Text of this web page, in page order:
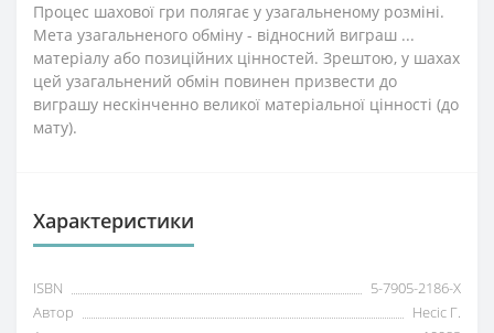
Процес шахової гри полягає у узагальненому розміні.
Мета узагальненого обміну - відносний виграш ...
матеріалу або позиційних цінностей. Зрештою, у шахах
цей узагальнений обмін повинен призвести до
виграшу нескінченно великої матеріальної цінності (до
мату).
Характеристики
ISBN
5-7905-2186-Х
Автор
Несіс Г.